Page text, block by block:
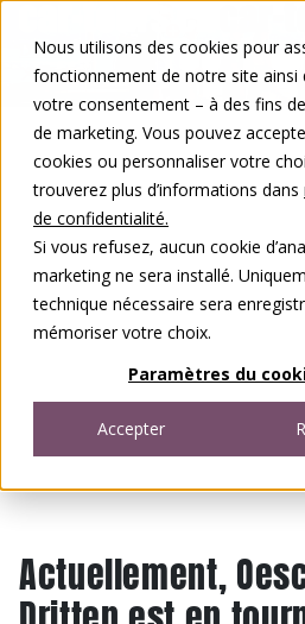
Nous utilisons des cookies pour
fonctionnement de notre site ainsi
votre consentement – à des fins
de marketing. Vous pouvez
cookies ou personnaliser votre
trouverez plus d’informations dans
de confidentialité.
Si vous refusez, aucun cookie
marketing ne sera installé.
technique nécessaire sera
mémoriser votre choix.
Paramètres du
Accepter
DEFR
Open menu
Actuellement,